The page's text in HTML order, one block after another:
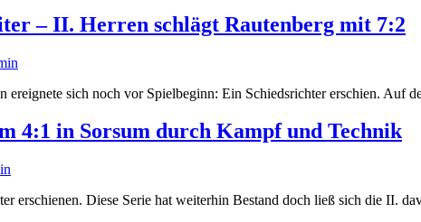
– II. Herren schlägt Rautenberg mit 7:2
ereignete sich noch vor Spielbeginn: Ein Schiedsrichter erschien.
4:1 in Sorsum durch Kampf und Technik
erschienen. Diese Serie hat weiterhin Bestand doch ließ sich die II.